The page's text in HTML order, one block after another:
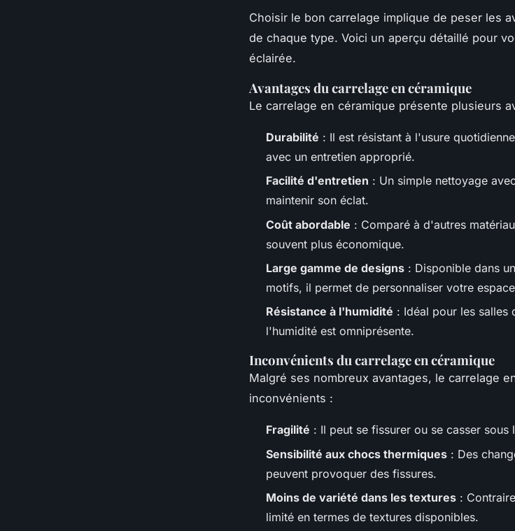
Choisir le bon carrelage implique de peser les
de chaque type. Voici un aperçu détaillé pour
éclairée.
Avantages du carrelage en céramique
Le carrelage en céramique présente plusieurs
Durabilité : Il est résistant à l'usure
avec un entretien approprié.
Facilité d'entretien : Un simple nettoyage
maintenir son éclat.
Coût abordable : Comparé à d'autres
souvent plus économique.
Large gamme de designs : Disponible dans
motifs, il permet de personnaliser votre
Résistance à l'humidité : Idéal pour les salles
l'humidité est omniprésente.
Inconvénients du carrelage en céramique
Malgré ses nombreux avantages, le carrelage
inconvénients :
Fragilité : Il peut se fissurer ou se casser
Sensibilité aux chocs thermiques : Des
peuvent provoquer des fissures.
Moins de variété dans les textures :
limité en termes de textures disponibles.